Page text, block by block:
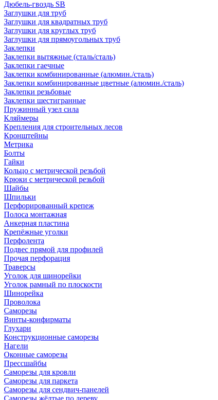
Дюбель-гвоздь SB
Заглушки для труб
Заглушки для квадратных труб
Заглушки для круглых труб
Заглушки для прямоугольных труб
Заклепки
Заклепки вытяжные (сталь/сталь)
Заклепки гаечные
Заклепки комбинированные (алюмин./сталь)
Заклепки комбинированные цветные (алюмин./сталь)
Заклепки резьбовые
Заклепки шестигранные
Пружинный узел сила
Кляймеры
Крепления для строительных лесов
Кронштейны
Метрика
Болты
Гайки
Кольцо с метрической резьбой
Крюки с метрической резьбой
Шайбы
Шпильки
Перфорированный крепеж
Полоса монтажная
Анкерная пластина
Крепёжные уголки
Перфолента
Подвес прямой для профилей
Прочая перфорация
Траверсы
Уголок для шинорейки
Уголок рамный по плоскости
Шинорейка
Проволока
Саморезы
Винты-конфирматы
Глухари
Конструкционные саморезы
Нагели
Оконные саморезы
Прессшайбы
Саморезы для кровли
Саморезы для паркета
Саморезы для сендвич-панелей
Саморезы жёлтые по дереву